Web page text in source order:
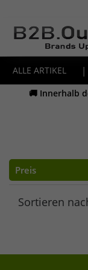
ALLE ARTIKEL |
🚚 Innerhalb
Preis
Sortieren